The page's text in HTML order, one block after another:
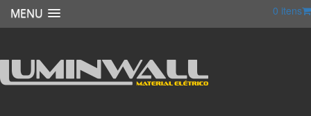
MENU 0 itens